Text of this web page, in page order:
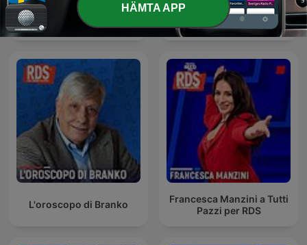
100 secondi con Enrico
Mentana
Le barzellette di Mamma
che ridere a Tutti Pazzi per
RDS
L'oroscopo di Branko
Francesca Manzini a Tutti
Pazzi per RDS
HÄMTA APP